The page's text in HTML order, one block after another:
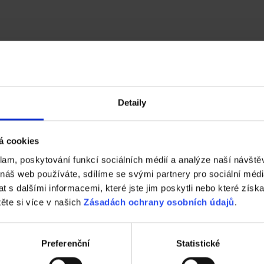
Detaily
cookies
poskytování funkcí sociálních médií a analýze naší
web používáte, sdílíme se svými partnery pro sociální
s dalšími informacemi, které jste jim poskytli nebo které
si více v našich Zásadách ochrany osobních údajů.
Preferenční Statistické
omezený. Doporučujeme podat přihlášku co
jsou vždy vyhlášeny 3 vítězné práce za každou
celostátního. Ve druhém kole se hodnocením
mediálních partnerů soutěže. Odměněny jsou vždy 3 projekty
Porota může udělit mimořádnou cenu za inovativní přístup.
za obě dvě kola soutěže. Na odměnu se mohou těšit